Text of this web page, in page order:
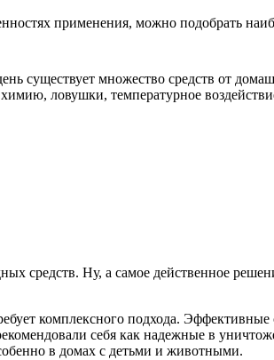
применения, можно подобрать
существует множество средств от
ловушки, температурное
средств. Ну, а самое действенное
комплексного подхода. Эффективные
себя как надежные в
в домах с детьми и животными.